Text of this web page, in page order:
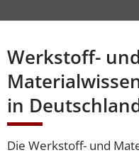
Werkstoff- und
in
Die Werkstoff- und